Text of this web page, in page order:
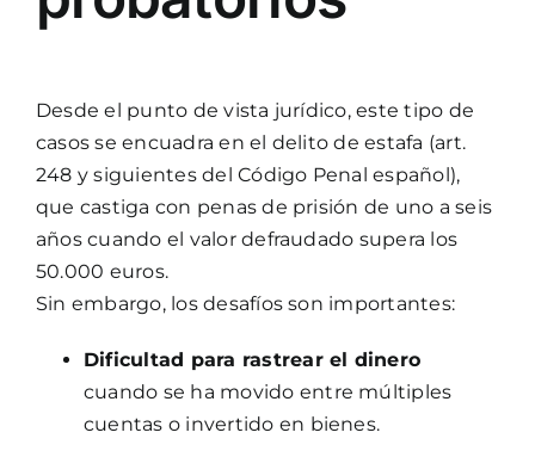
Desde el punto de vista jurídico, este tipo de
casos se encuadra en el delito de estafa (art.
248 y siguientes del Código Penal español),
que castiga con penas de prisión de uno a seis
años cuando el valor defraudado supera los
50.000 euros.
Sin embargo, los desafíos son importantes:
Dificultad para rastrear el dinero
cuando se ha movido entre múltiples
cuentas o invertido en bienes.